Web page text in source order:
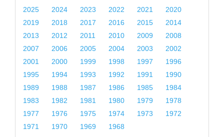
2025 2024 2023 2022 2021
2020
2019
2018 2017 2016 2015
2014
2013
2012 2011 2010 2009
2008
2007
2006 2005 2004 2003
2002
2001
2000 1999 1998 1997
1996
1995
1994 1993 1992 1991
1990
1989
1988 1987 1986 1985
1984
1983
1982 1981 1980 1979
1978
1977
1976 1975 1974 1973
1972
1971
1970 1969 1968